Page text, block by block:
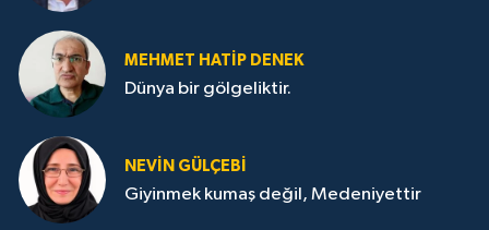
MEHMET HATİP DENEK
Dünya bir gölgeliktir.
NEVİN GÜLÇEBİ
Giyinmek kumaş değil, Medeniyettir